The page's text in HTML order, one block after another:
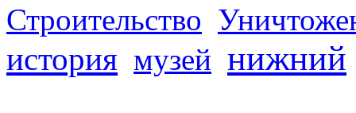
Строительство
история музей нижний